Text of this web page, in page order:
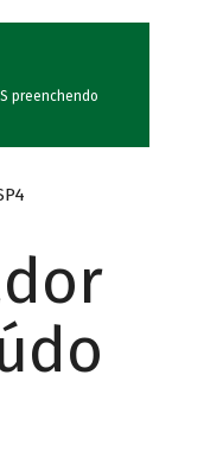
preenchendo